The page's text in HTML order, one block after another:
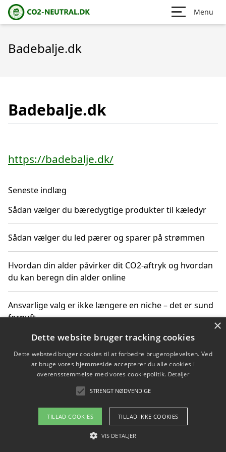
Menu
Badebalje.dk
Badebalje.dk
https://badebalje.dk/
Seneste indlæg
Sådan vælger du bæredygtige produkter til kæledyr
Sådan vælger du led pærer og sparer på strømmen
Hvordan din alder påvirker dit CO2-aftryk og hvordan
du kan beregn din alder online
Ansvarlige valg er ikke længere en niche – det er sund
fornuft
Sådan kan du handle bæredygtigt og bestil med
faktura
Om / kontakt
Blog Betingelser
×
Dette website bruger tracking cookies
Dette websted bruger cookies til at forbedre brugeroplevelsen. Ved
at bruge vores hjemmeside accepterer du alle cookies i
overensstemmelse med vores cookiepolitik. Detaljer
STRENGT NØDVENDIGE
TILLAD COOKIES TILLAD IKKE COOKIES
VIS DETALJER